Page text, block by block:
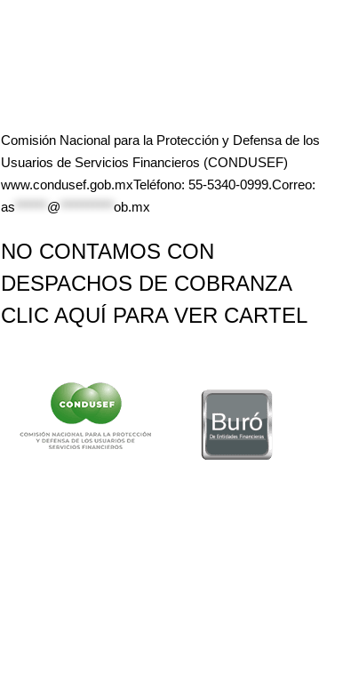
Comisión Nacional para la Protección y Defensa de los
Usuarios de Servicios Financieros (CONDUSEF)
www.condusef.gob.mxTeléfono: 55-5340-0999.Correo:
as
@ ob.mx
NO CONTAMOS CON
DESPACHOS DE COBRANZA
CLIC AQUÍ PARA VER CARTEL